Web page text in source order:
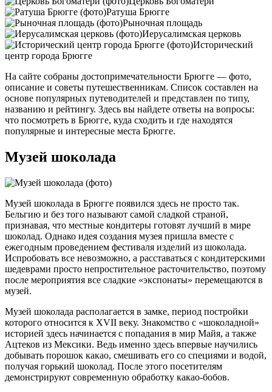
Ратуша Брюгге
Рыночная площадь
Иерусалимская церковь
Исторический
центр города Брюгге
На сайте собраны достопримечательности Брюгге — фото,
описание и советы путешественникам. Список составлен на
основе популярных путеводителей и представлен по типу,
названию и рейтингу. Здесь вы найдете ответы на вопросы:
что посмотреть в Брюгге, куда сходить и где находятся
популярные и интересные места Брюгге.
Музей шоколада
Музей шоколада в Брюгге появился здесь не просто так.
Бельгию и без того называют самой сладкой страной,
признавая, что местные кондитеры готовят лучший в мире
шоколад. Однако идея создания музея пришла вместе с
ежегодным проведением фестиваля изделий из шоколада.
Испробовать все невозможно, а расставаться с кондитерскими
шедеврами просто непростительное расточительство, поэтому
после мероприятия все сладкие «экспонаты» перемещаются в
музей.
Музей шоколада располагается в замке, период постройки
которого относится к XVII веку. Знакомство с «шоколадной»
историей здесь начинается с попадания в мир Майя, а также
Ацтеков из Мексики. Ведь именно здесь впервые научились
добывать порошок какао, смешивать его со специями и водой,
получая горький шоколад. После этого посетителям
демонстрируют современную обработку какао-бобов.